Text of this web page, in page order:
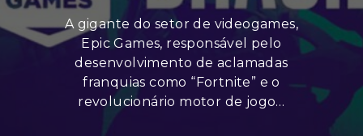
A gigante do setor de videogames,
Epic Games, responsável pelo
desenvolvimento de aclamadas
franquias como “Fortnite” e o
revolucionário motor de jogo…